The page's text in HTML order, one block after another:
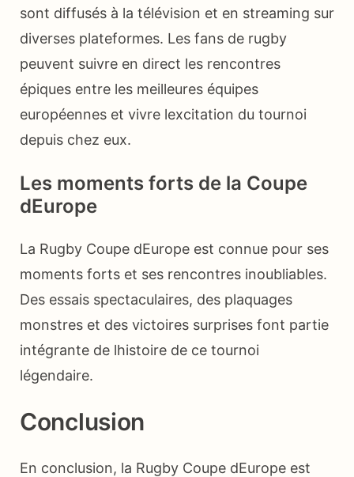
sont diffusés à la télévision et en streaming sur
diverses plateformes. Les fans de rugby
peuvent suivre en direct les rencontres
épiques entre les meilleures équipes
européennes et vivre lexcitation du tournoi
depuis chez eux.
Les moments forts de la Coupe
dEurope
La Rugby Coupe dEurope est connue pour ses
moments forts et ses rencontres inoubliables.
Des essais spectaculaires, des plaquages
monstres et des victoires surprises font partie
intégrante de lhistoire de ce tournoi
légendaire.
Conclusion
En conclusion, la Rugby Coupe dEurope est